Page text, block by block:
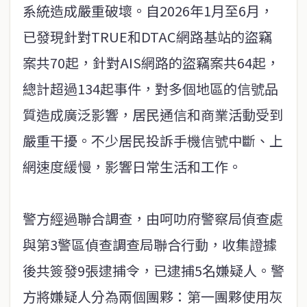
系統造成嚴重破壞。自2026年1月至6月，
已發現針對TRUE和DTAC網路基站的盜竊
案共70起，針對AIS網路的盜竊案共64起，
總計超過134起事件，對多個地區的信號品
質造成廣泛影響，居民通信和商業活動受到
嚴重干擾。不少居民投訴手機信號中斷、上
網速度緩慢，影響日常生活和工作。
警方經過聯合調查，由呵叻府警察局偵查處
與第3警區偵查調查局聯合行動，收集證據
後共簽發9張逮捕令，已逮捕5名嫌疑人。警
方將嫌疑人分為兩個團夥：第一團夥使用灰